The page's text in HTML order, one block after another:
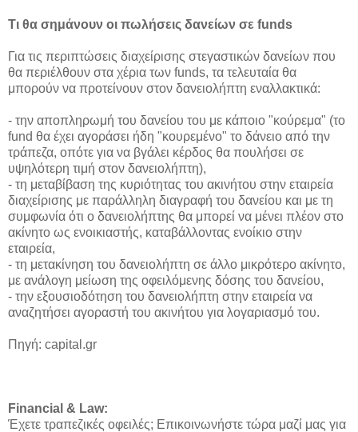
Τι θα σημάνουν οι πωλήσεις δανείων σε funds
Για τις περιπτώσεις διαχείρισης στεγαστικών δανείων που
θα περιέλθουν στα χέρια των funds, τα τελευταία θα
μπορούν να προτείνουν στον δανειολήπτη εναλλακτικά:
- την αποπληρωμή του δανείου του με κάποιο "κούρεμα" (το
fund θα έχει αγοράσει ήδη "κουρεμένο" το δάνειο από την
τράπεζα, οπότε για να βγάλει κέρδος θα πουλήσει σε
υψηλότερη τιμή στον δανειολήπτη),
- τη μεταβίβαση της κυριότητας του ακινήτου στην εταιρεία
διαχείρισης με παράλληλη διαγραφή του δανείου και με τη
συμφωνία ότι ο δανειολήπτης θα μπορεί να μένει πλέον στο
ακίνητο ως ενοικιαστής, καταβάλλοντας ενοίκιο στην
εταιρεία,
- τη μετακίνηση του δανειολήπτη σε άλλο μικρότερο ακίνητο,
με ανάλογη μείωση της οφειλόμενης δόσης του δανείου,
- την εξουσιοδότηση του δανειολήπτη στην εταιρεία να
αναζητήσει αγοραστή του ακινήτου για λογαριασμό του.
Πηγή: capital.gr
Financial & Law:
Έχετε τραπεζικές οφειλές; Επικοινωνήστε τώρα μαζί μας για